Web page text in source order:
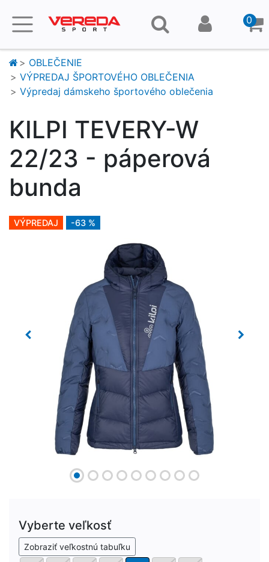
0
OBLEČENIE
VÝPREDAJ ŠPORTOVÉHO OBLEČENIA
Výpredaj dámskeho športového oblečenia
KILPI TEVERY-W
22/23 - páperová
bunda
VÝPREDAJ -63 %
Previous Next
Vyberte veľkosť
Zobraziť veľkostnú tabuľku